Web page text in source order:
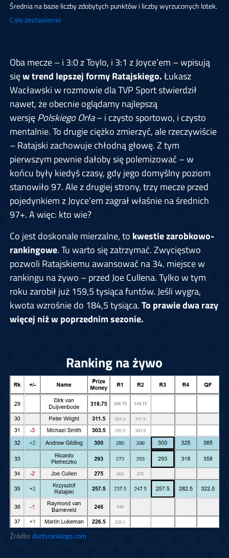
Średnia na bazie liczby zdobytych punktów i liczby wyrzuconych lotek.
Całe zestawienie
Oba mecze – i 3:0 z Toylo, i 3:1 z Joyce’em – wpisują
sięw trend lepszej formy Ratajskiego.Łukasz
Wacławski w rozmowie dla TVP Sport stwierdził
nawet, że obecnie oglądamy najlepszą
wersjęPolskiego Orła– i czysto sportowo, i czysto
mentalnie. To drugie ciężko zmierzyć, ale rzeczywiście
– Ratajski zachowuje chłodną głowę. Z tym
pierwszym pewnie dałoby się polemizować – w
końcu były kiedyś czasy, gdy jego domyślny poziom
stanowiło 97. Ale z drugiej strony, trzy mecze przed
pojedynkiem z Joyce’em zagrał właśnie na średnich
97+. A więc: kto wie?
Co jest doskonale mierzalne, to kwestie zarobkowo-
rankingowe. Tu warto się zatrzymać. Zwycięstwo
pozwoli Ratajskiemu awansować na 34. miejsce w
rankingu na żywo – przed Joe Cullena. Tylko w tym
roku zarobił już 159,5 tysiąca funtów. Jeśli wygra,
kwota wzrośnie do 184,5 tysiąca.To prawie dwa razy
więcej niż w poprzednim sezonie.
Ranking na żywo
Źródło:dartsrankings.com